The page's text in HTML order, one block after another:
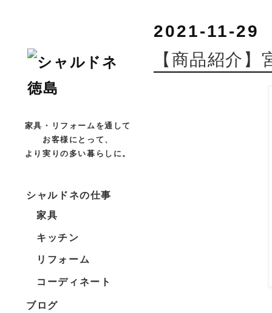
家具・リフォームを通して
お客様にとって、
より実りの多い暮らしに。
シャルドネの仕事
家具
キッチン
リフォーム
コーディネート
ブログ
2021-11-29
【商品紹介